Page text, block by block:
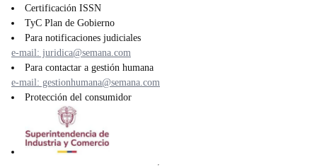
Certificación ISSN
TyC Plan de Gobierno
Para notificaciones judiciales
e-mail: juridica@semana.com
Para contactar a gestión humana
e-mail: gestionhumana@semana.com
Protección del consumidor